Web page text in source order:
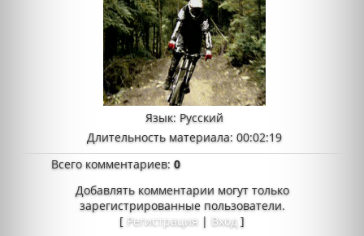
Язык: Русский
Длительность материала: 00:02:19
Всего комментариев:0
Добавлять комментарии могут только
зарегистрированные пользователи.
[ Регистрация | Вход ]